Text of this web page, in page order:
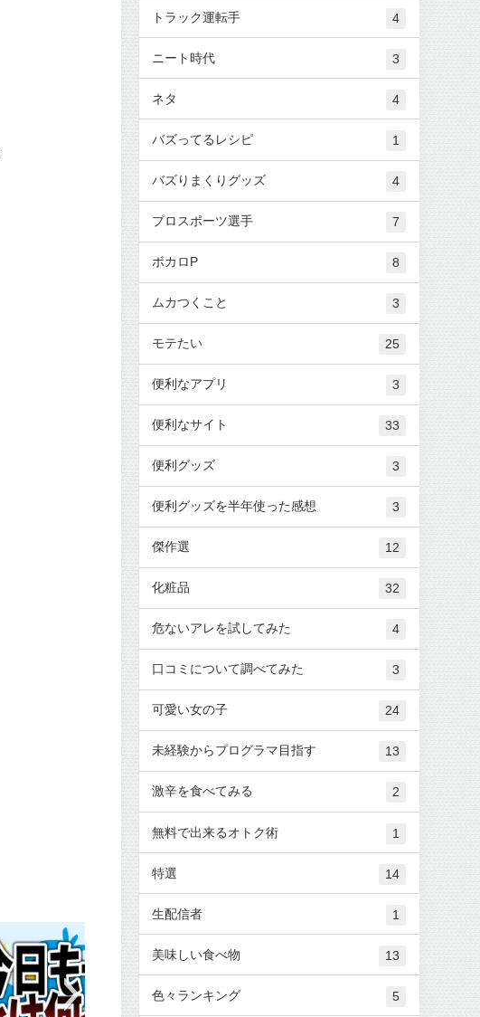
トラック運転手 4
ニート時代 3
ネタ 4
バズってるレシピ 1
バズりまくりグッズ 4
プロスポーツ選手 7
ボカロP 8
ムカつくこと 3
モテたい 25
便利なアプリ 3
便利なサイト 33
便利グッズ 3
便利グッズを半年使った感想 3
傑作選 12
化粧品 32
危ないアレを試してみた 4
口コミについて調べてみた 3
可愛い女の子 24
未経験からプログラマ目指す 13
激辛を食べてみる 2
無料で出来るオトク術 1
特選 14
生配信者 1
美味しい食べ物 13
色々ランキング 5